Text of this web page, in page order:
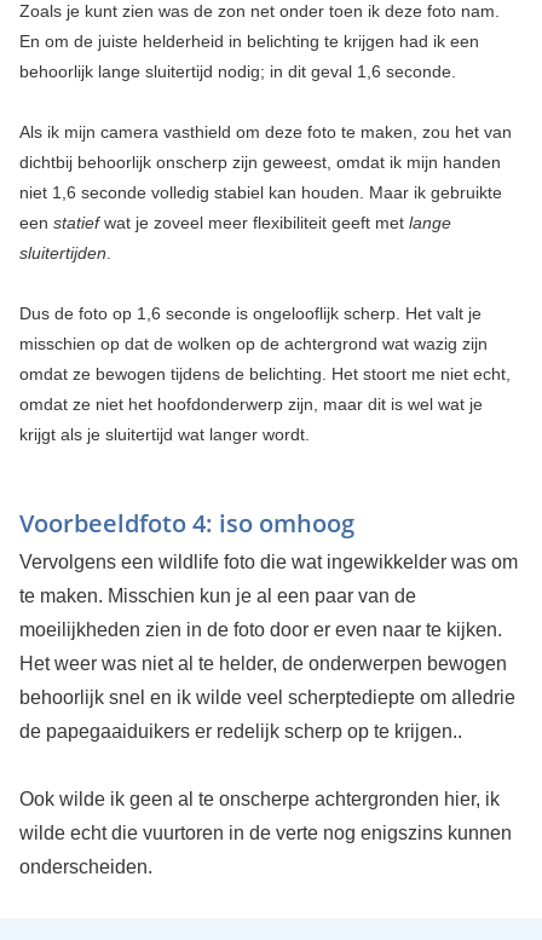
Zoals je kunt zien was de zon net onder toen ik deze foto nam.
En om de juiste helderheid in belichting te krijgen had ik een
behoorlijk lange sluitertijd nodig; in dit geval 1,6 seconde.
Als ik mijn camera vasthield om deze foto te maken, zou het van
dichtbij behoorlijk onscherp zijn geweest, omdat ik mijn handen
niet 1,6 seconde volledig stabiel kan houden. Maar ik gebruikte
een statiefwat je zoveel meer flexibiliteit geeft met lange
sluitertijden.
Dus de foto op 1,6 seconde is ongelooflijk scherp. Het valt je
misschien op dat de wolken op de achtergrond wat wazig zijn
omdat ze bewogen tijdens de belichting. Het stoort me niet echt,
omdat ze niet het hoofdonderwerp zijn, maar dit is wel wat je
krijgt als je sluitertijd wat langer wordt.
Voorbeeldfoto 4: iso omhoog
Vervolgens een wildlife foto die wat ingewikkelder was om
te maken. Misschien kun je al een paar van de
moeilijkheden zien in de foto door er even naar te kijken.
Het weer was niet al te helder, de onderwerpen bewogen
behoorlijk snel en ik wilde veel scherptediepte om alledrie
de papegaaiduikers er redelijk scherp op te krijgen..
Ook wilde ik geen al te onscherpe achtergronden hier, ik
wilde echt die vuurtoren in de verte nog enigszins kunnen
onderscheiden.